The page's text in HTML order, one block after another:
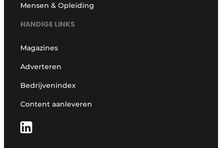
Mensen & Opleiding
HANDIGE LINKS
Magazines
Adverteren
Bedrijvenindex
Content aanleveren